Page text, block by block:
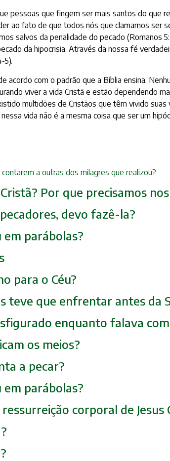
pessoas que fingem ser mais santos do que
ao fato de que todos nós que clamamos ser
salvos da penalidade do pecado (Romanos
da hipocrisia. Através da nossa fé
5).
acordo com o padrão que a Bíblia ensina.
viver a vida Cristã e estão dependendo
multidões de Cristãos que têm vivido
vida não é a mesma coisa que ser um
a outras dos milagres que realizou?
Por que precisamos
devo fazê-la?
em parábolas?
para o Céu?
teve que enfrentar antes da
enquanto falava
os meios?
a pecar?
em parábolas?
ressurreição corporal de